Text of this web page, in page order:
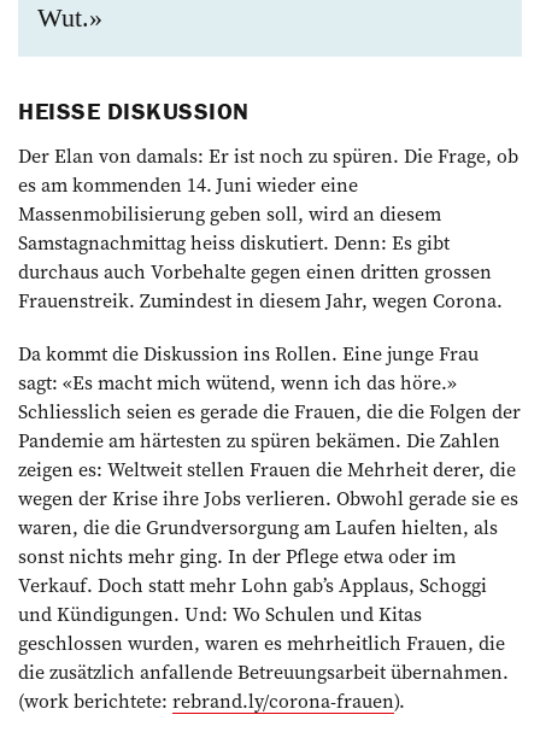
Wut.»
HEISSE DISKUSSION
Der Elan von damals: Er ist noch zu spüren. Die Frage, ob
es am kommenden 14. Juni wieder eine
Massenmobilisierung geben soll, wird an diesem
Samstagnachmittag heiss diskutiert. Denn: Es gibt
durchaus auch Vorbehalte gegen einen dritten grossen
Frauenstreik. Zumindest in diesem Jahr, wegen Corona.
Da kommt die Diskussion ins Rollen. Eine junge Frau
sagt: «Es macht mich wütend, wenn ich das höre.»
Schliesslich seien es gerade die Frauen, die die Folgen der
Pandemie am härtesten zu spüren bekämen. Die Zahlen
zeigen es: Weltweit stellen Frauen die Mehrheit derer, die
wegen der Krise ihre Jobs verlieren. Obwohl gerade sie es
waren, die die Grundversorgung am Laufen hielten, als
sonst nichts mehr ging. In der Pflege etwa oder im
Verkauf. Doch statt mehr Lohn gab’s Applaus, Schoggi
und Kündigungen. Und: Wo Schulen und Kitas
geschlossen wurden, waren es mehrheitlich Frauen, die
die zusätzlich anfallende Betreuungsarbeit übernahmen.
(work berichtete: rebrand.ly/corona-frauen).